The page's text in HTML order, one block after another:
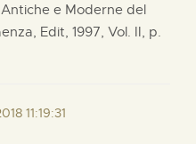
e Moderne del
Edit, 1997, Vol. II, p.
11:19:31